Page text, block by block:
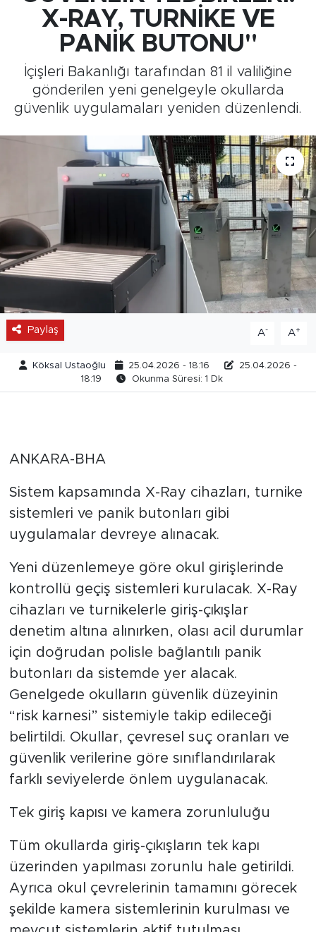
X-RAY, TURNİKE VE
PANİK BUTONU"
İçişleri Bakanlığı tarafından 81 il valiliğine
gönderilen yeni genelgeyle okullarda
güvenlik uygulamaları yeniden düzenlendi.
Paylaş A- A+
Köksal Ustaoğlu 25.04.2026 - 18:16
25.04.2026 -
18:19
Okunma Süresi: 1 Dk
ANKARA-BHA
Sistem kapsamında X-Ray cihazları, turnike
sistemleri ve panik butonları gibi
uygulamalar devreye alınacak.
Yeni düzenlemeye göre okul girişlerinde
kontrollü geçiş sistemleri kurulacak. X-Ray
cihazları ve turnikelerle giriş-çıkışlar
denetim altına alınırken, olası acil durumlar
için doğrudan polisle bağlantılı panik
butonları da sistemde yer alacak.
Genelgede okulların güvenlik düzeyinin
“risk karnesi” sistemiyle takip edileceği
belirtildi. Okullar, çevresel suç oranları ve
güvenlik verilerine göre sınıflandırılarak
farklı seviyelerde önlem uygulanacak.
Tek giriş kapısı ve kamera zorunluluğu
Tüm okullarda giriş-çıkışların tek kapı
üzerinden yapılması zorunlu hale getirildi.
Ayrıca okul çevrelerinin tamamını görecek
şekilde kamera sistemlerinin kurulması ve
Medya
Siyaset
Teknoloji
GURBETTEN SILAYA
Foto Galeri
Köşe Yazarları
Manşet
Ulusal Son Dakika Haberleri